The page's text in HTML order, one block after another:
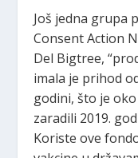
Još jedna grupa
Consent Action
Del Bigtree,
imala je prihod
godini, što je
zaradili 2019.
Koriste ove